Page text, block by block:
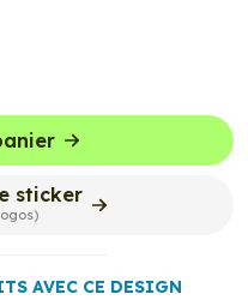
sticker
AVEC CE DESIGN